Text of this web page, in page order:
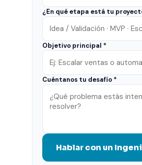
¿En qué etapa está tu
Objetivo principal *
Cuéntanos tu desafío *
Hablar con un